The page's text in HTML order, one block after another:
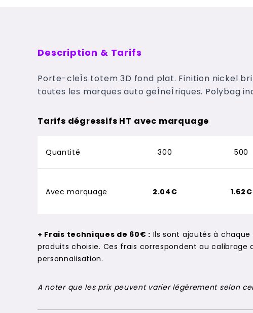
Description & Tarifs
Porte-cleÌs totem 3D fond plat. Finition nickel
toutes les marques auto geÌneÌriques. Polybag
Tarifs dégressifs HT avec marquage
Quantité
Avec marquage
300 500
2.04€ 1.62€
+ Frais techniques de 60€ : Ils sont ajoutés à
produits choisie. Ces frais correspondent au calibrage
personnalisation.
A noter que les prix peuvent varier légèrement selon